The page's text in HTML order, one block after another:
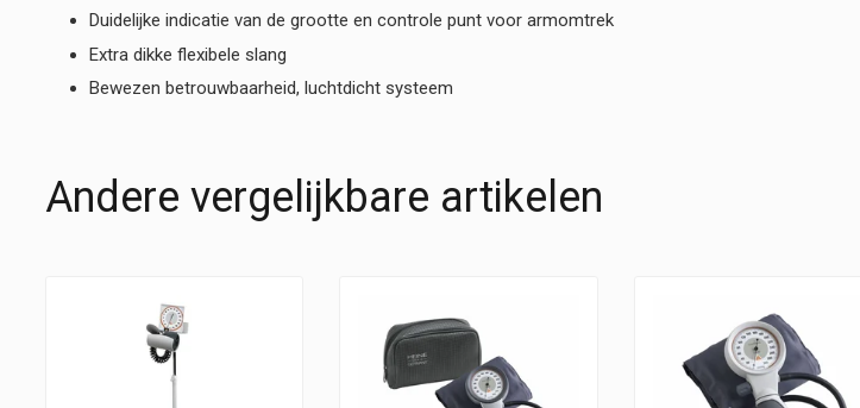
Duidelijke indicatie van de grootte en controle punt voor armomtrek
Extra dikke flexibele slang
Bewezen betrouwbaarheid, luchtdicht systeem
Andere vergelijkbare artikelen